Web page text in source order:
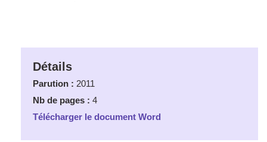
Détails
Parution : 2011
Nb de pages : 4
Télécharger le document Word